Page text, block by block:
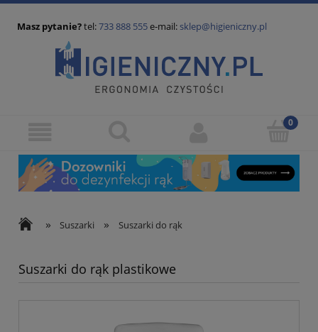
Masz pytanie?tel:733 888 555e-mail:sklep@higieniczny.pl
» Suszarki » Suszarki do rąk
Suszarki do rąk plastikowe